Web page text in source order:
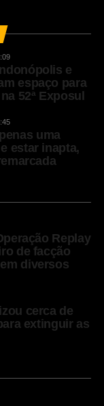
e
espaço para
52ª Exposul
uma
estar inapta,
Replay
de facção
diversos
cerca de
extinguir as